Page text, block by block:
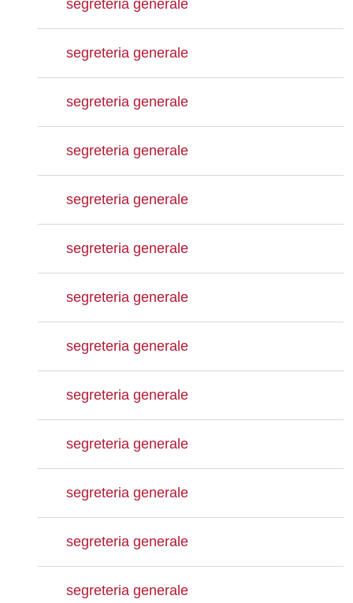
segreteria generale
segreteria generale
segreteria generale
segreteria generale
segreteria generale
segreteria generale
segreteria generale
segreteria generale
segreteria generale
segreteria generale
segreteria generale
segreteria generale
segreteria generale